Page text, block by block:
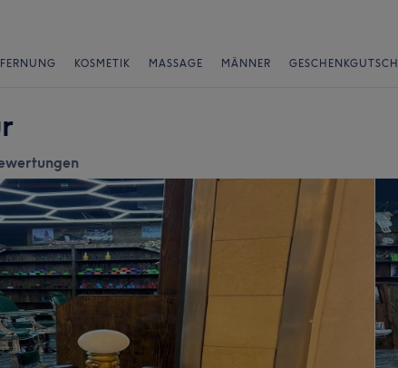
KOSMETIK MASSAGE MÄNNER